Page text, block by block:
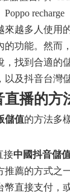
Poppo recharge
來越多人使用
的功能。然而
，找到合適的
及抖音台灣
直播的方
儲值的方法多
接中國抖音儲
推薦的方式之
直接支付，